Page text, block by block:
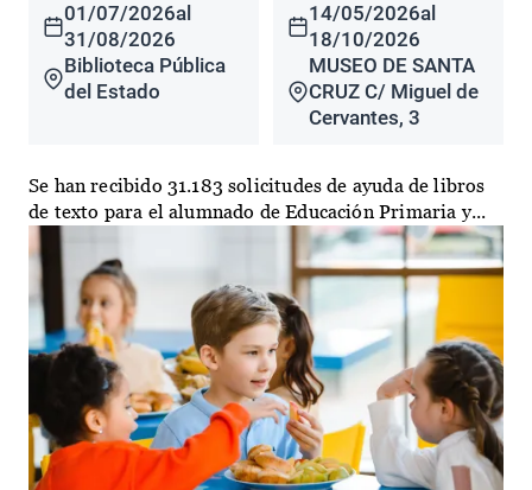
01/07/2026al
31/08/2026
Biblioteca Pública
del Estado
14/05/2026al
18/10/2026
MUSEO DE SANTA
CRUZ C/ Miguel de
Cervantes, 3
Se han recibido 31.183 solicitudes de ayuda de libros
de texto para el alumnado de Educación Primaria y...